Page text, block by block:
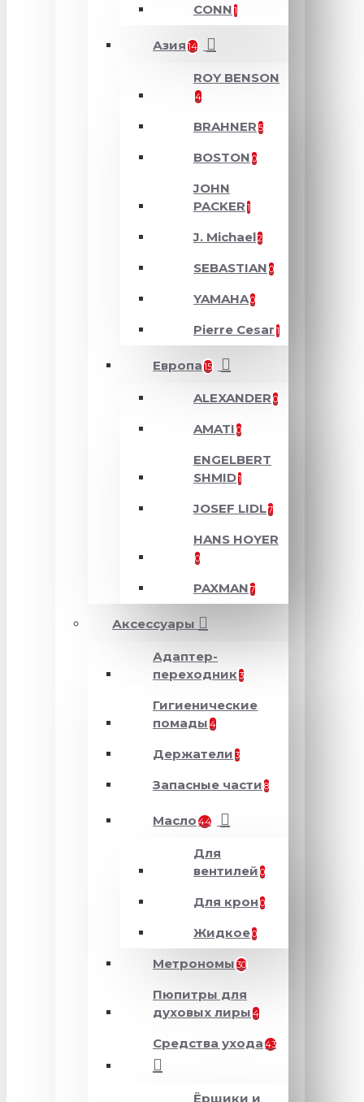
CONN 1
Азия 14
ROY BENSON
4
BRAHNER 5
BOSTON 0
JOHN
PACKER 1
J. Michael2
SEBASTIAN 0
YAMAHA0
Pierre Cesar 1
Европа 15
ALEXANDER 0
AMATI 0
ENGELBERT
SHMID1
JOSEF LIDL7
HANS HOYER
0
PAXMAN 7
Аксессуары
Адаптер-
переходник 3
Гигиенические
помады 4
Держатели 3
Запасные части 8
Масло 44
Для
вентилей 0
Для крон 0
Жидкое0
Метрономы 30
Пюпитры для
духовых лиры 4
Средства ухода 43
Ёршики и